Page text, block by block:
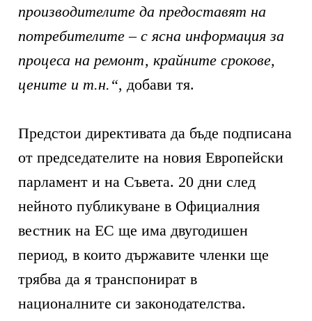
производителите да предоставят на
потребителите – с ясна информация за
процеса на ремонт, крайните срокове,
цените и т.н.“, добави тя.
Предстои директивата да бъде подписана
от председателите на новия Европейски
парламент и на Съвета. 20 дни след
нейното публикуване в Официалния
вестник на ЕС ще има двугодишен
период, в които държавите членки ще
трябва да я транспонират в
националните си законодателства.